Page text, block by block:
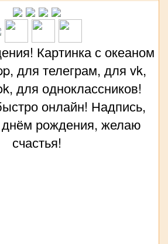
Картинка с океаном
для телеграм, для vk,
для одноклассников!
онлайн! Надпись,
рождения, желаю
счастья!